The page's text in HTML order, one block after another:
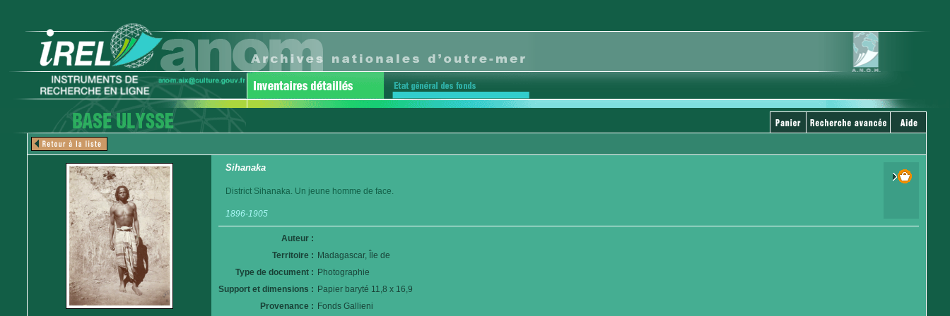
Sihanaka
District Sihanaka. Un jeune homme de face.
1896-1905
Auteur :
Territoire : Madagascar, Île de
Type de document : Photographie
Support et dimensions : Papier baryté 11,8 x 16,9
Provenance : Fonds Gallieni